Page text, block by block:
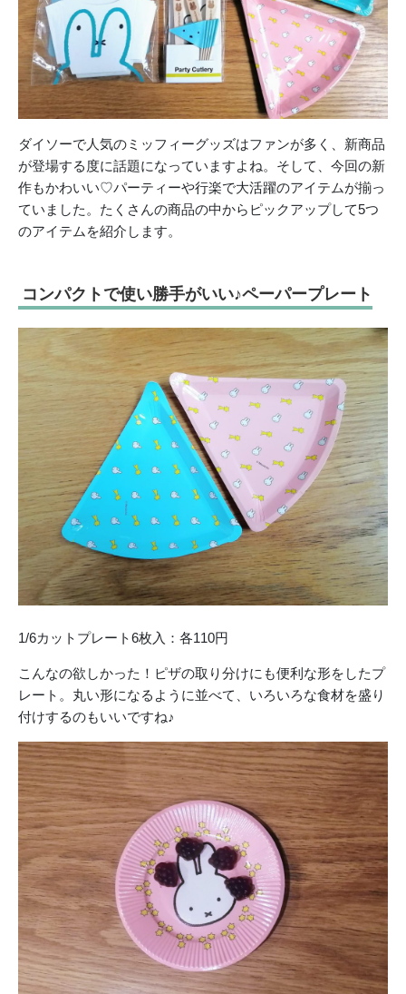
ダイソーで人気のミッフィーグッズはファンが多く、新商品
が登場する度に話題になっていますよね。そして、今回の新
作もかわいい♡パーティーや行楽で大活躍のアイテムが揃っ
ていました。たくさんの商品の中からピックアップして5つ
のアイテムを紹介します。
コンパクトで使い勝手がいい♪ペーパープレート
1/6カットプレート6枚入：各110円
こんなの欲しかった！ピザの取り分けにも便利な形をしたプ
レート。丸い形になるように並べて、いろいろな食材を盛り
付けするのもいいですね♪